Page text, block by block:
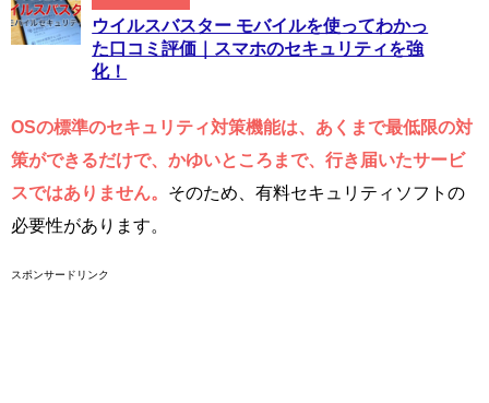
ウイルスバスター モバイルを使ってわかっ
た口コミ評価｜スマホのセキュリティを強
化！
OSの標準のセキュリティ対策機能は、あくまで最低限の対
策ができるだけで、かゆいところまで、行き届いたサービ
スではありません。 そのため、有料セキュリティソフトの
必要性があります。
スポンサードリンク